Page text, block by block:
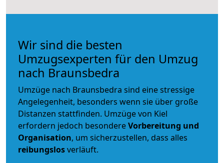
Wir sind die besten
Umzugsexperten für den Umzug
nach Braunsbedra
Umzüge nach Braunsbedra sind eine stressige
Angelegenheit, besonders wenn sie über große
Distanzen stattfinden. Umzüge von Kiel
erfordern jedoch besondereVorbereitung und
Organisation, um sicherzustellen, dass alles
reibungslosverläuft.